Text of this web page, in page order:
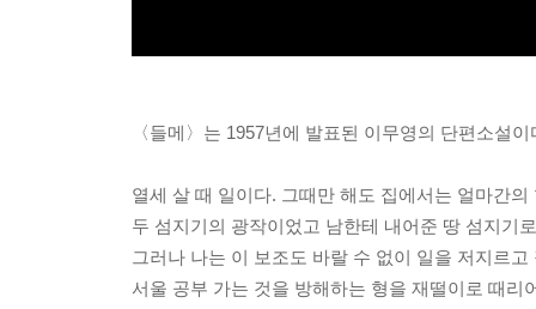
〈들메〉는 1957년에 발표된 이무영의 단편소설이
열세 살 때 일이다. 그때만 해도 집에서는 얼마간
두 섬지기의 광작이었고 남한테 내어준 땅 섬지기
그러나 나는 이 보조도 바랄 수 없이 일을 저지르고
서울 공부 가는 것을 방해하는 형을 재떨이로 때